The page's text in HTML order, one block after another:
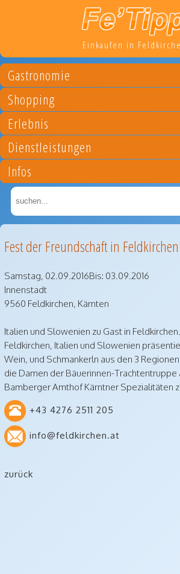
Einkaufen in
Gastronomie
Shopping
Erlebnis
Dienstleistungen
Infos
Fest der Freundschaft in Feldkirchen
Samstag, 02.09.2016Bis: 03.09.2016
Innenstadt
9560 Feldkirchen, Kärnten
Italien und Slowenien zu Gast in
Feldkirchen, Italien und Slowenien
Wein, und Schmankerln aus den 3
die Damen der Bäuerinnen-Trachtentruppe
Bamberger Amthof Kärntner Spezialitäten
+43 4276 2511 205
info@feldkirchen.at
zurück